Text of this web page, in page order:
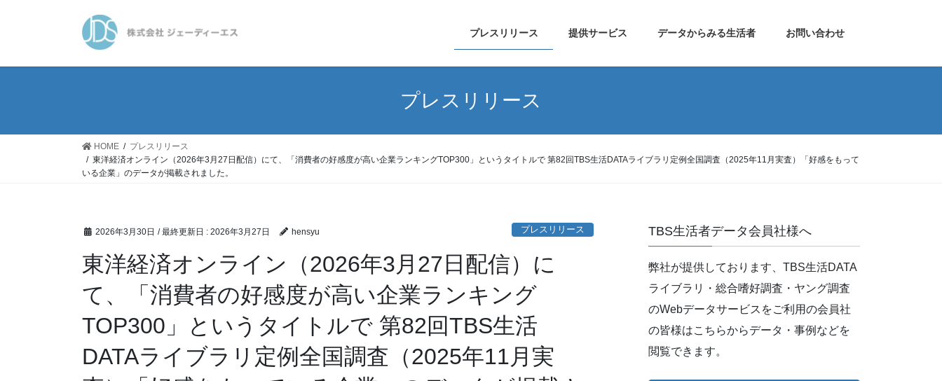
プレスリリース 提供サービス データからみる生活者 お問い合わせ
プレスリリース
HOME
プレスリリース
東洋経済オンライン（2026年3月27日配信）にて、「消費者の好感度が高い企業ランキングTOP300」というタイトルで 第82回TBS生活DATAライブラリ定例全国調査（2025年11月実査）「好感をもって
いる企業」のデータが掲載されました。
2026年3月30日 / 最終更新日 : 2026年3月27日 hensyu プレスリリース
東洋経済オンライン（2026年3月27日配信）に
て、「消費者の好感度が高い企業ランキング
TOP300」というタイトルで 第82回TBS生活
DATAライブラリ定例全国調査（2025年11月実
TBS生活者データ会員社様へ
弊社が提供しております、TBS生活DATA
ライブラリ・総合嗜好調査・ヤング調査
のWebデータサービスをご利用の会員社
の皆様はこちらからデータ・事例などを
閲覧できます。